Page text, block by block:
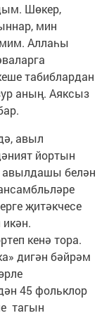
Шөкер,
мин
Аллаһы
табиблардан
аның. Аяксыз
авыл
йортын
авылдашы белән
җитәкчесе
кенә тора.
дигән бәйрәм
45 фольклор
тагын